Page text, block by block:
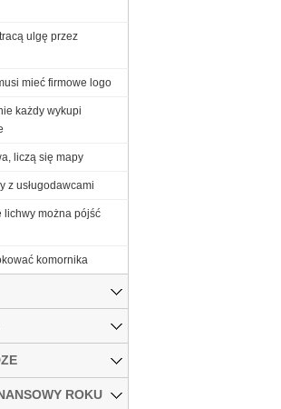
ulgę przez
mieć firmowe logo
każdy wykupi
liczą się mapy
z usługodawcami
lichwy można pójść
komornika
ROKU